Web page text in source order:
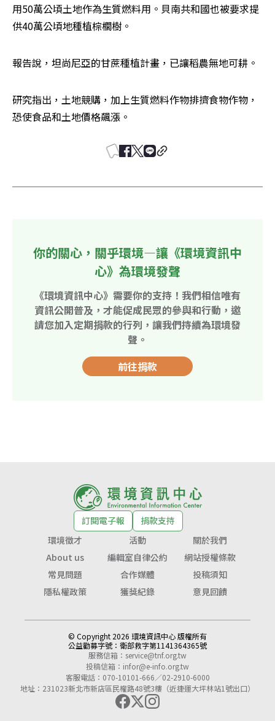
用50萬公頃土地作為生質燃料用。貝南共和國也被要求提
供40萬公頃地種植棕櫚樹。
報告說，坦尚尼亞的甘蔗種植計畫，已讓稻農無地可耕。
研究指出，土地競購，加上生質燃料作物排擠食物作物，
恐使食品和土地價格飆漲。
你的關心，關乎環境—讓《環境資訊中
心》為環境發聲
《環境資訊中心》需要你的支持！我們相信唯有
資訊公開普及，才能促成民眾的參與和行動，邀
請您加入定期捐款的行列，讓我們持續為環境發
聲。
前往捐款
訂閱電子報
捐款支持
環境徵才
活動
關於我們
About us
編輯室自律公約
網站授權條款
常見問題
合作媒體
投稿須知
隱私權政策
獲獎紀錄 意見回饋
© Copyright 2026 環境資訊中心 版權所有
公益勸募字號： 衛部救字第1141364365號
服務信箱： service@tnf.org.tw
投稿信箱： infor@e-info.org.tw
客服電話：070-10101-666／02-2910-6000
地址：231023新北市新店區民權路48號3樓（近捷運大坪林站1號出口）